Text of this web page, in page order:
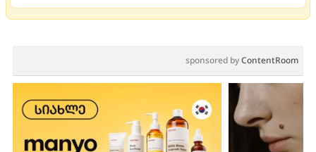
sponsored byContentRoom